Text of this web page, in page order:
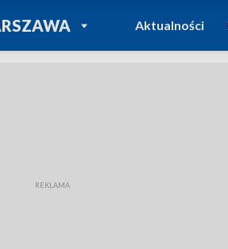
POWRÓT DO
TVP REGIONY
Aktualności